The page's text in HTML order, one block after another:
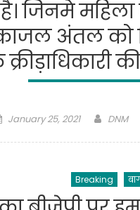
है। जिनमे
अंतल को
Posted
January 25, 2021 Author
DNM
Breaking